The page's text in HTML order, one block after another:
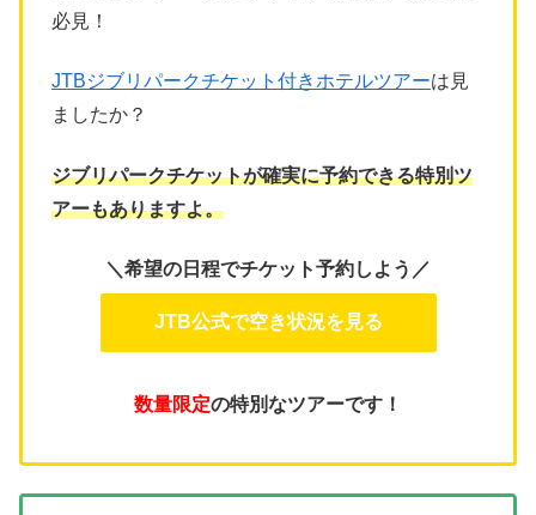
必見！
JTBジブリパークチケット付きホテルツアーは見
ましたか？
ジブリパークチケットが確実に予約できる特別ツ
アーもありますよ。
＼希望の日程でチケット予約しよう／
JTB公式で空き状況を見る
数量限定の特別なツアーです！